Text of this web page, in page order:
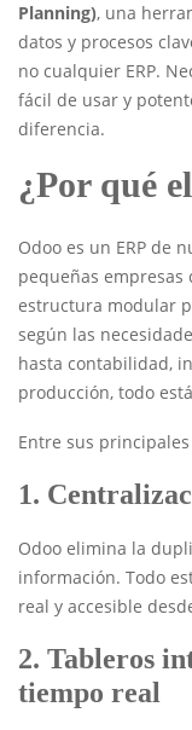
Planning), una
datos y procesos
no cualquier ERP.
fácil de usar y
diferencia.
¿Por qué
Odoo es un ERP de
pequeñas empresas
estructura modular
según las
hasta contabilidad,
producción, todo
Entre sus
1.
Odoo elimina la
información. Todo
real y accesible
2. Tableros
tiempo real